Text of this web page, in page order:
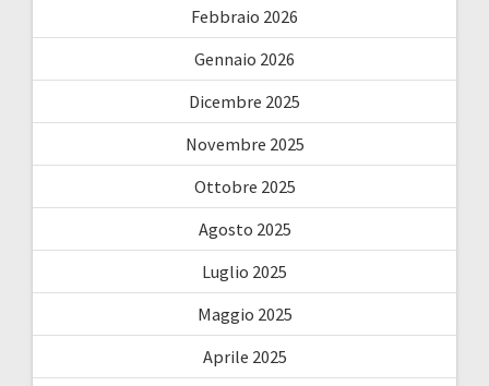
Febbraio 2026
Gennaio 2026
Dicembre 2025
Novembre 2025
Ottobre 2025
Agosto 2025
Luglio 2025
Maggio 2025
Aprile 2025